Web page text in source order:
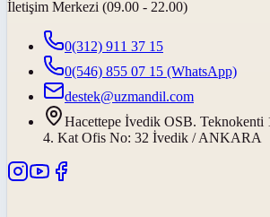
İletişim Merkezi (09.00 - 22.00)
0(312) 911 37 15
0(546) 855 07 15 (WhatsApp)
destek@uzmandil.com
Hacettepe İvedik OSB. Teknokenti
4. Kat Ofis No: 32 İvedik / ANKARA